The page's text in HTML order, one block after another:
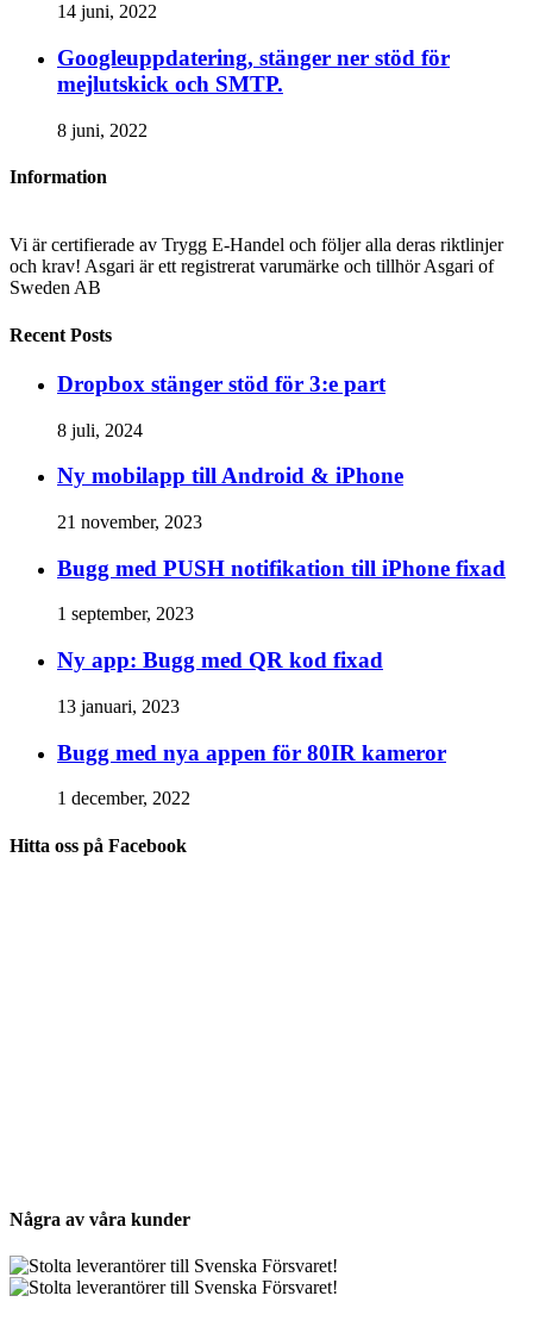
14 juni, 2022
Googleuppdatering, stänger ner stöd för
mejlutskick och SMTP.
8 juni, 2022
Information
Vi är certifierade av Trygg E-Handel och följer alla deras riktlinjer
och krav! Asgari är ett registrerat varumärke och tillhör Asgari of
Sweden AB
Recent Posts
Dropbox stänger stöd för 3:e part
8 juli, 2024
Ny mobilapp till Android & iPhone
21 november, 2023
Bugg med PUSH notifikation till iPhone fixad
1 september, 2023
Ny app: Bugg med QR kod fixad
13 januari, 2023
Bugg med nya appen för 80IR kameror
1 december, 2022
Hitta oss på Facebook
Några av våra kunder